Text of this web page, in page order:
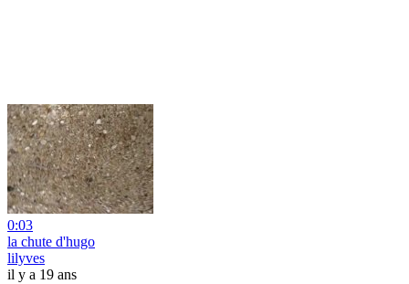
0:03
la chute d'hugo
lilyves
il y a 19 ans